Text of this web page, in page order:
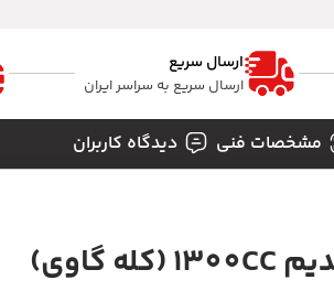
ارسال سریع
ارسال سریع به سراسر ایران
مشخصات فنی دیدگاه کاربران